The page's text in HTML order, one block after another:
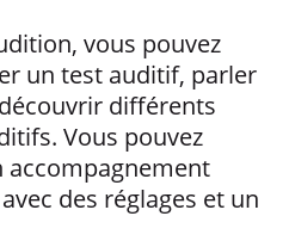
vous pouvez
un test auditif, parler
différents
Vous pouvez
accompagnement
des réglages et un